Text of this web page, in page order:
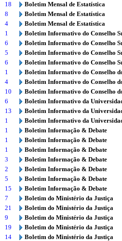
18
Boletim Mensal de Estatística
8
Boletim Mensal de Estatística
4
Boletim Mensal de Estatística
1
Boletim Informativo do Conselho
6
Boletim Informativo do Conselho
5
Boletim Informativo do Conselho
6
Boletim Informativo do Conselho
1
Boletim Informativo do Conselho
4
Boletim Informativo do Conselho
10
Boletim Informativo do Conselho
6
Boletim Informativo da
13
Boletim Informativo da
1
Boletim Informativo da
1
Boletim Informação & Debate
1
Boletim Informação & Debate
1
Boletim Informação & Debate
3
Boletim Informação & Debate
2
Boletim Informação & Debate
5
Boletim Informação & Debate
15
Boletim Informação & Debate
7
Boletim do Ministério da Justiça
21
Boletim do Ministério da Justiça
9
Boletim do Ministério da Justiça
19
Boletim do Ministério da Justiça
14
Boletim do Ministério da Justiça